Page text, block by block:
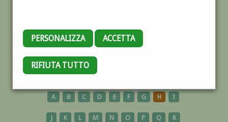
PERSONALIZZA ACCETTA
RIFIUTA TUTTO
CARRARA
A B C D E F G H I
J K L M N O P Q R